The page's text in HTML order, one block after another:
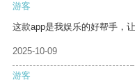
游客
这款app是我娱乐的好帮手，
2025-10-09
游客